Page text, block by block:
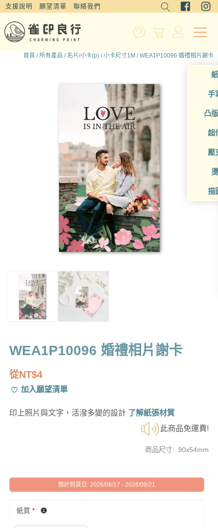
支援說明 願望清單 聯絡我們
手
凸
超
壓
描
首頁 /所有產品 /名片/小卡(p) /小卡尺寸1M / WEA1P10096 婚禮相片謝卡
WEA1P10096 婚禮相片謝卡
從NT$4
加入願望清單
印上照片與文字，活潑多變的設計 了解紙張材質
此商品免運費!
商品尺寸: 90x54mm
預計到貨日: 2026/08/17 - 2026/08/21
紙質 *